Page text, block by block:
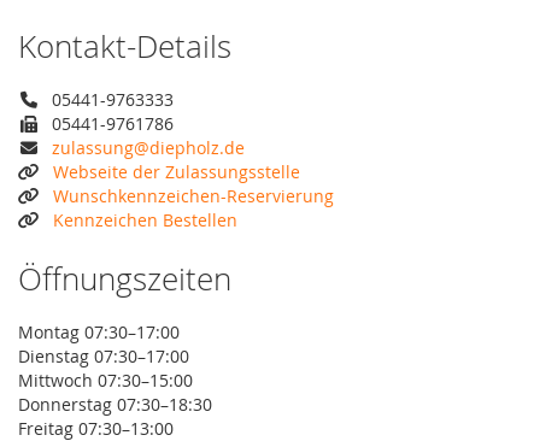
Kontakt-Details
05441-9763333
05441-9761786
zulassung@diepholz.de
Webseite der Zulassungsstelle
Wunschkennzeichen-Reservierung
Kennzeichen Bestellen
Öffnungszeiten
Montag 07:30–17:00
Dienstag 07:30–17:00
Mittwoch 07:30–15:00
Donnerstag 07:30–18:30
Freitag 07:30–13:00